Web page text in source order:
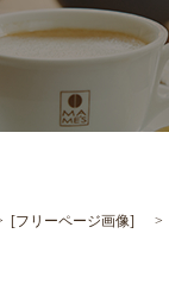
[フリーページ画像]